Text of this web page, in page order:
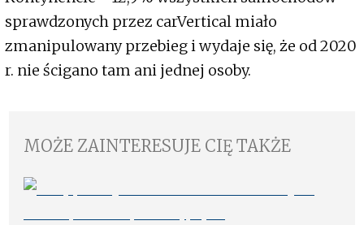
sprawdzonych przez carVertical miało
zmanipulowany przebieg i wydaje się, że od 2020
r. nie ścigano tam ani jednej osoby.
MOŻE ZAINTERESUJE CIĘ TAKŻE